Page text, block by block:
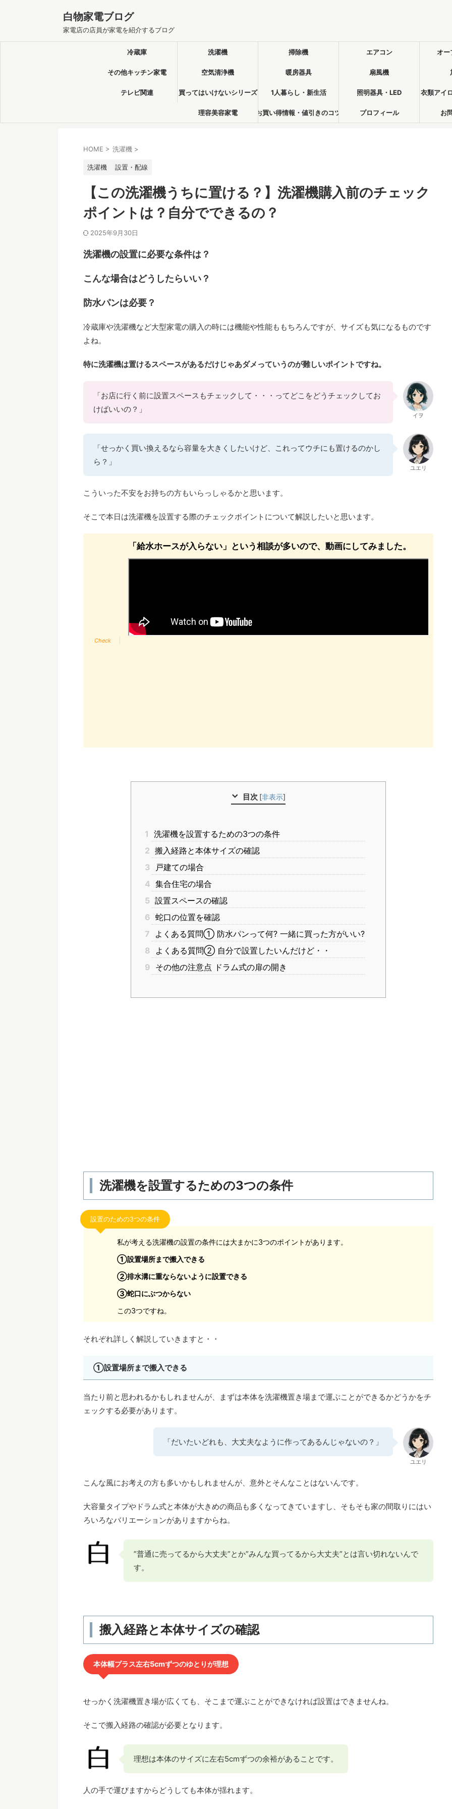
白物家電ブログ
家電店の店員が家電を紹介するブログ
冷蔵庫 洗濯機 掃除機 エアコン オー
その他キッチン家電 空気清浄機 暖房器具 扇風機
テレビ関連 買ってはいけないシリーズ 1人暮らし・新生活 照明器具・LED 衣類アイ
理容美容家電 お買い得情報・値引きのコツ プロフィール お
HOME > 洗濯機 >
洗濯機 設置・配線
【この洗濯機うちに置ける？】洗濯機購入前のチェック
ポイントは？自分でできるの？
2025年9月30日
洗濯機の設置に必要な条件は？
こんな場合はどうしたらいい？
防水パンは必要？
冷蔵庫や洗濯機など大型家電の購入の時には機能や性能ももちろんですが、サイズも気になるものです
よね。
特に洗濯機は置けるスペースがあるだけじゃあダメっていうのが難しいポイントですね。
「お店に行く前に設置スペースもチェックして・・・ってどこをどうチェックしてお
けばいいの？」
イヲ
「せっかく買い換えるなら容量を大きくしたいけど、これってウチにも置けるのかし
ら？」
ユエリ
こういった不安をお持ちの方もいらっしゃるかと思います。
そこで本日は洗濯機を設置する際のチェックポイントについて解説したいと思います。
「給水ホースが入らない」という相談が多いので、動画にしてみました。
目次 [非表示]
1 洗濯機を設置するための3つの条件
2 搬入経路と本体サイズの確認
3
戸建ての場合
4 集合住宅の場合
5 設置スペースの確認
6 蛇口の位置を確認
7
よくある質問① 防水パンって何? 一緒に買った方がいい?
8
よくある質問② 自分で設置したいんだけど・・
9 その他の注意点 ドラム式の扉の開き
洗濯機を設置するための3つの条件
設置のための3つの条件
私が考える洗濯機の設置の条件には大まかに3つのポイントがあります。
①設置場所まで搬入できる
②排水溝に重ならないように設置できる
③蛇口にぶつからない
この3つですね。
それぞれ詳しく解説していきますと・・
①設置場所まで搬入できる
当たり前と思われるかもしれませんが、まずは本体を洗濯機置き場まで運ぶことができるかどうかをチ
ェックする必要があります。
「だいたいどれも、大丈夫なように作ってあるんじゃないの？」
ユエリ
こんな風にお考えの方も多いかもしれませんが、意外とそんなことはないんです。
大容量タイプやドラム式と本体が大きめの商品も多くなってきていますし、そもそも家の間取りにはい
ろいろなバリエーションがありますからね。
”普通に売ってるから大丈夫”とか”みんな買ってるから大丈夫”とは言い切れないんで
す。
搬入経路と本体サイズの確認
本体幅プラス左右5cmずつのゆとりが理想
せっかく洗濯機置き場が広くても、そこまで運ぶことができなければ設置はできませんね。
そこで搬入経路の確認が必要となります。
理想は本体のサイズに左右5cmずつの余裕があることです。
人の手で運びますからどうしても本体が揺れます。